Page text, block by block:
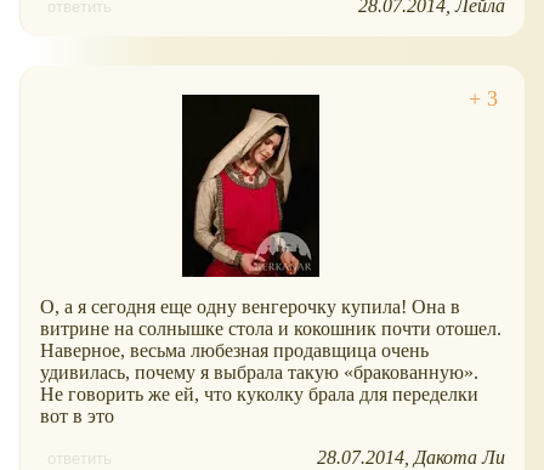
ответить 28.07.2014 Лейла
О, а я сегодня еще одну венгерочку купила! Она в
витрине на солнышке стола и кокошник почти отошел.
Наверное, весьма любезная продавщица очень
удивилась, почему я выбрала такую
бракованную .
Не говорить же ей, что куколку брала для переделки
вот в это
ответить 28.07.2014 Дакота Ли